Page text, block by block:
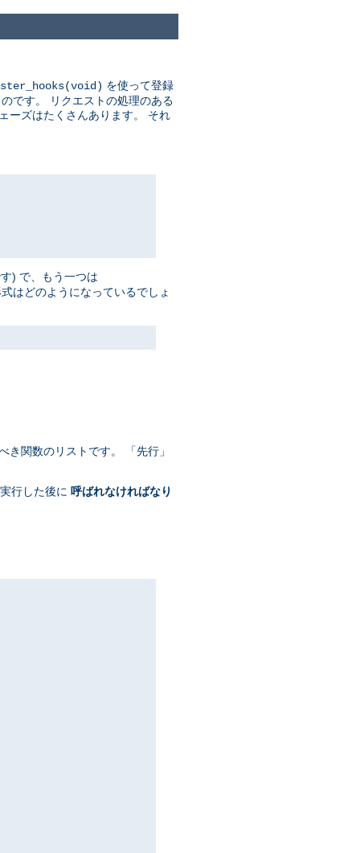
を使って登録
です。 リクエストの処理のある
ーズはたくさんあります。 それ
) で、もう一つは
はどのようになっているでしょ
関数のリストです。 「先行」
行した後に 呼ばれなければなり